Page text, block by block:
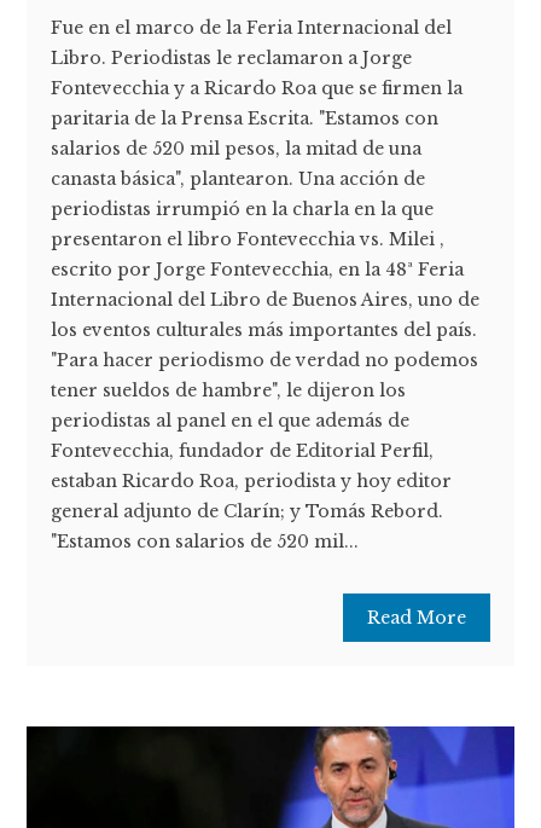
Fue en el marco de la Feria Internacional del
Libro. Periodistas le reclamaron a Jorge
Fontevecchia y a Ricardo Roa que se firmen la
paritaria de la Prensa Escrita. "Estamos con
salarios de 520 mil pesos, la mitad de una
canasta básica", plantearon. Una acción de
periodistas irrumpió en la charla en la que
presentaron el libro Fontevecchia vs. Milei ,
escrito por Jorge Fontevecchia, en la 48ª Feria
Internacional del Libro de Buenos Aires, uno de
los eventos culturales más importantes del país.
"Para hacer periodismo de verdad no podemos
tener sueldos de hambre", le dijeron los
periodistas al panel en el que además de
Fontevecchia, fundador de Editorial Perfil,
estaban Ricardo Roa, periodista y hoy editor
general adjunto de Clarín; y Tomás Rebord.
"Estamos con salarios de 520 mil...
Read More